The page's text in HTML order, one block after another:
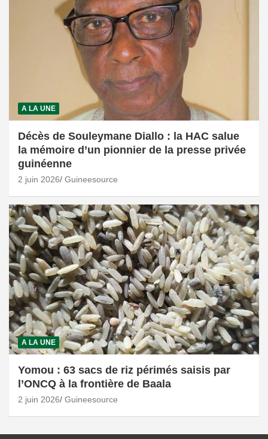
A LA UNE
Décès de Souleymane Diallo : la HAC salue
la mémoire d’un pionnier de la presse privée
guinéenne
2 juin 2026 Guineesource
A LA UNE
Yomou : 63 sacs de riz périmés saisis par
l’ONCQ à la frontière de Baala
2 juin 2026 Guineesource